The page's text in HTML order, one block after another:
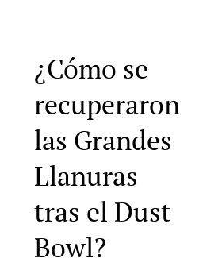
¿Cómo se
recuperaron
las Grandes
Llanuras
tras el Dust
Bowl?